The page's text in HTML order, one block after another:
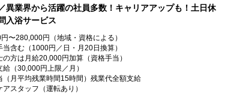
異業界から活躍の社員多数！キャリアアップも！土日休
入浴サービス
〜280,000円（地域・資格による）
当含む（1000円／日・月20日換算）
方は月給20,000円加算（資格手当）
給（30,000円上限／月）
（月平均残業時間15時間）残業代全額支給
スタッフ（運転あり）